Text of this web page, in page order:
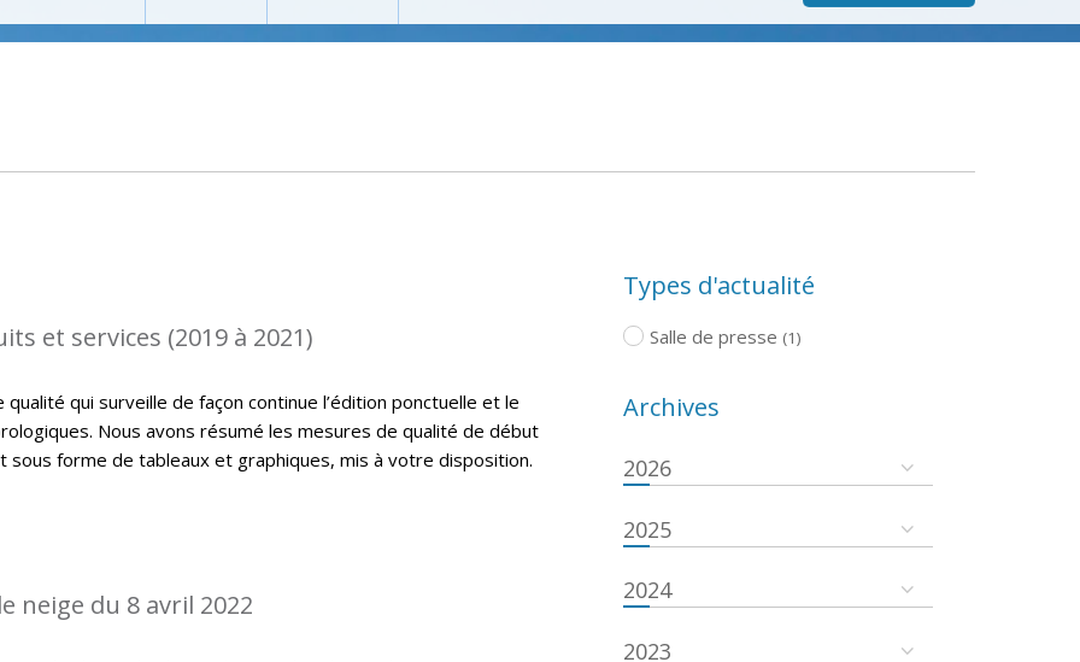
et services (2019 à 2021)
qui surveille de façon continue l’édition ponctuelle et le
Nous avons résumé les mesures de qualité de début
sous forme de tableaux et graphiques, mis à votre disposition.
neige du 8 avril 2022
Types d'actualité
Salle de presse (1)
Archives
2026
2025
2024
2023